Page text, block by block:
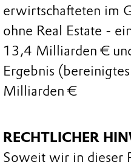
erwirtschafteten im
ohne Real Estate -
13,4 Milliarden €
Ergebnis
Milliarden €
RECHTLICHER
Soweit wir in dieser